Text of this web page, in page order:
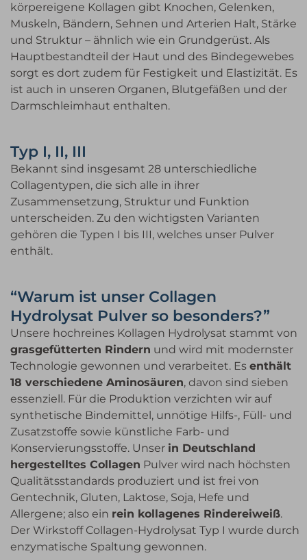
körpereigene Kollagen gibt Knochen, Gelenken,
Muskeln, Bändern, Sehnen und Arterien Halt, Stärke
und Struktur – ähnlich wie ein Grundgerüst. Als
Hauptbestandteil der Haut und des Bindegewebes
sorgt es dort zudem für Festigkeit und Elastizität. Es
ist auch in unseren Organen, Blutgefäßen und der
Darmschleimhaut enthalten.
Typ I, II, III
Bekannt sind insgesamt 28 unterschiedliche
Collagentypen, die sich alle in ihrer
Zusammensetzung, Struktur und Funktion
unterscheiden. Zu den wichtigsten Varianten
gehören die Typen I bis III, welches unser Pulver
enthält.
“Warum ist unser Collagen
Hydrolysat Pulver so besonders?”
Unsere hochreines Kollagen Hydrolysat stammt von
grasgefütterten Rindern und wird mit modernster
Technologie gewonnen und verarbeitet. Es enthält
18 verschiedene Aminosäuren, davon sind sieben
essenziell. Für die Produktion verzichten wir auf
synthetische Bindemittel, unnötige Hilfs-, Füll- und
Zusatzstoffe sowie künstliche Farb- und
Konservierungsstoffe. Unser in Deutschland
hergestelltes Collagen Pulver wird nach höchsten
Qualitätsstandards produziert und ist frei von
Gentechnik, Gluten, Laktose, Soja, Hefe und
Allergene; also ein rein kollagenes Rindereiweiß.
Der Wirkstoff Collagen-Hydrolysat Typ I wurde durch
enzymatische Spaltung gewonnen.